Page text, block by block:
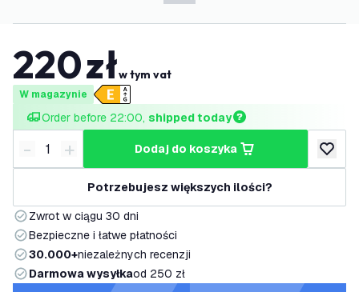
220złw tym vat
W magazynie
Order before 22:00, shipped today
Zmniejsz ilość
- Zwiększ ilość
+ dodaj do koszyka
dodaj
Potrzebujesz większych ilości?
Zwrot w ciągu 30 dni
Bezpieczne i łatwe płatności
30.000+niezależnych recenzji
Darmowa wysyłkaod 250 zł